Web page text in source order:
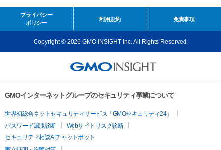
プライバシー
ポリシー
利用規約 免責事項
Copyright © 2026 GMO INSIGHT Inc. All Rights Reserved.
GMOインターネットグループのセキュリティ事業について
世界初総合ネットセキュリティサービス「GMOセキュリティ24」
パスワード漏洩診断
Webサイトリスク診断
セキュリティ相談AIチャットボット